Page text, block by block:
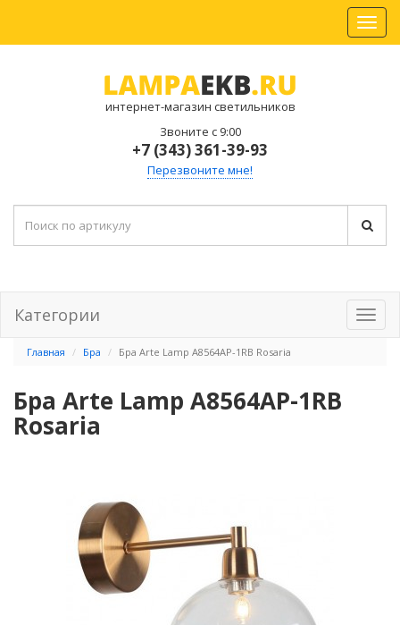
интернет-магазин светильников
Звоните с 9:00
+7 (343) 361-39-93
Перезвоните мне!
Категории
Главная Бра Бра Arte Lamp A8564AP-1RB Rosaria
Бра Arte Lamp A8564AP-1RB
Rosaria